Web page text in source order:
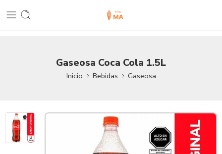
Gaseosa Coca Cola 1.5L
Inicio Bebidas Gaseosa